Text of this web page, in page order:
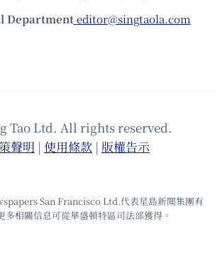
Department editor@singtaola.com
Tao Ltd. All rights reserved.
聲明 | 使⽤條款 | 版權告⽰
San Francisco Ltd.代表星島新聞集團有
多相關信息可從華盛頓特區司法部獲得。